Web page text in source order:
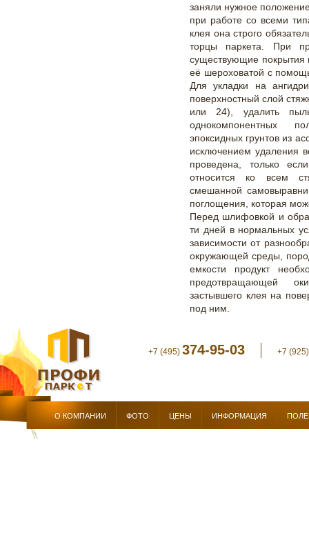
заняли нужное
при работе со всеми
клея она строго
торцы паркета. При
существующие покрытия
её шероховатой с
Для укладки на
поверхностный слой
или 24), удалить
однокомпонентных
эпоксидных грунтов из
исключением удаления
проведена, только
относится ко всем
смешанной
поглощения, которая
Перед шлифовкой и
ти дней в нормальных
зависимости от
окружающей среды,
емкости продукт
предотвращающей
застывшего клея на
под ним.
О КОМПАНИИ ФОТО ЦЕНЫ ИНФОРМАЦИЯ
+7 (495) 374-95-03 +7